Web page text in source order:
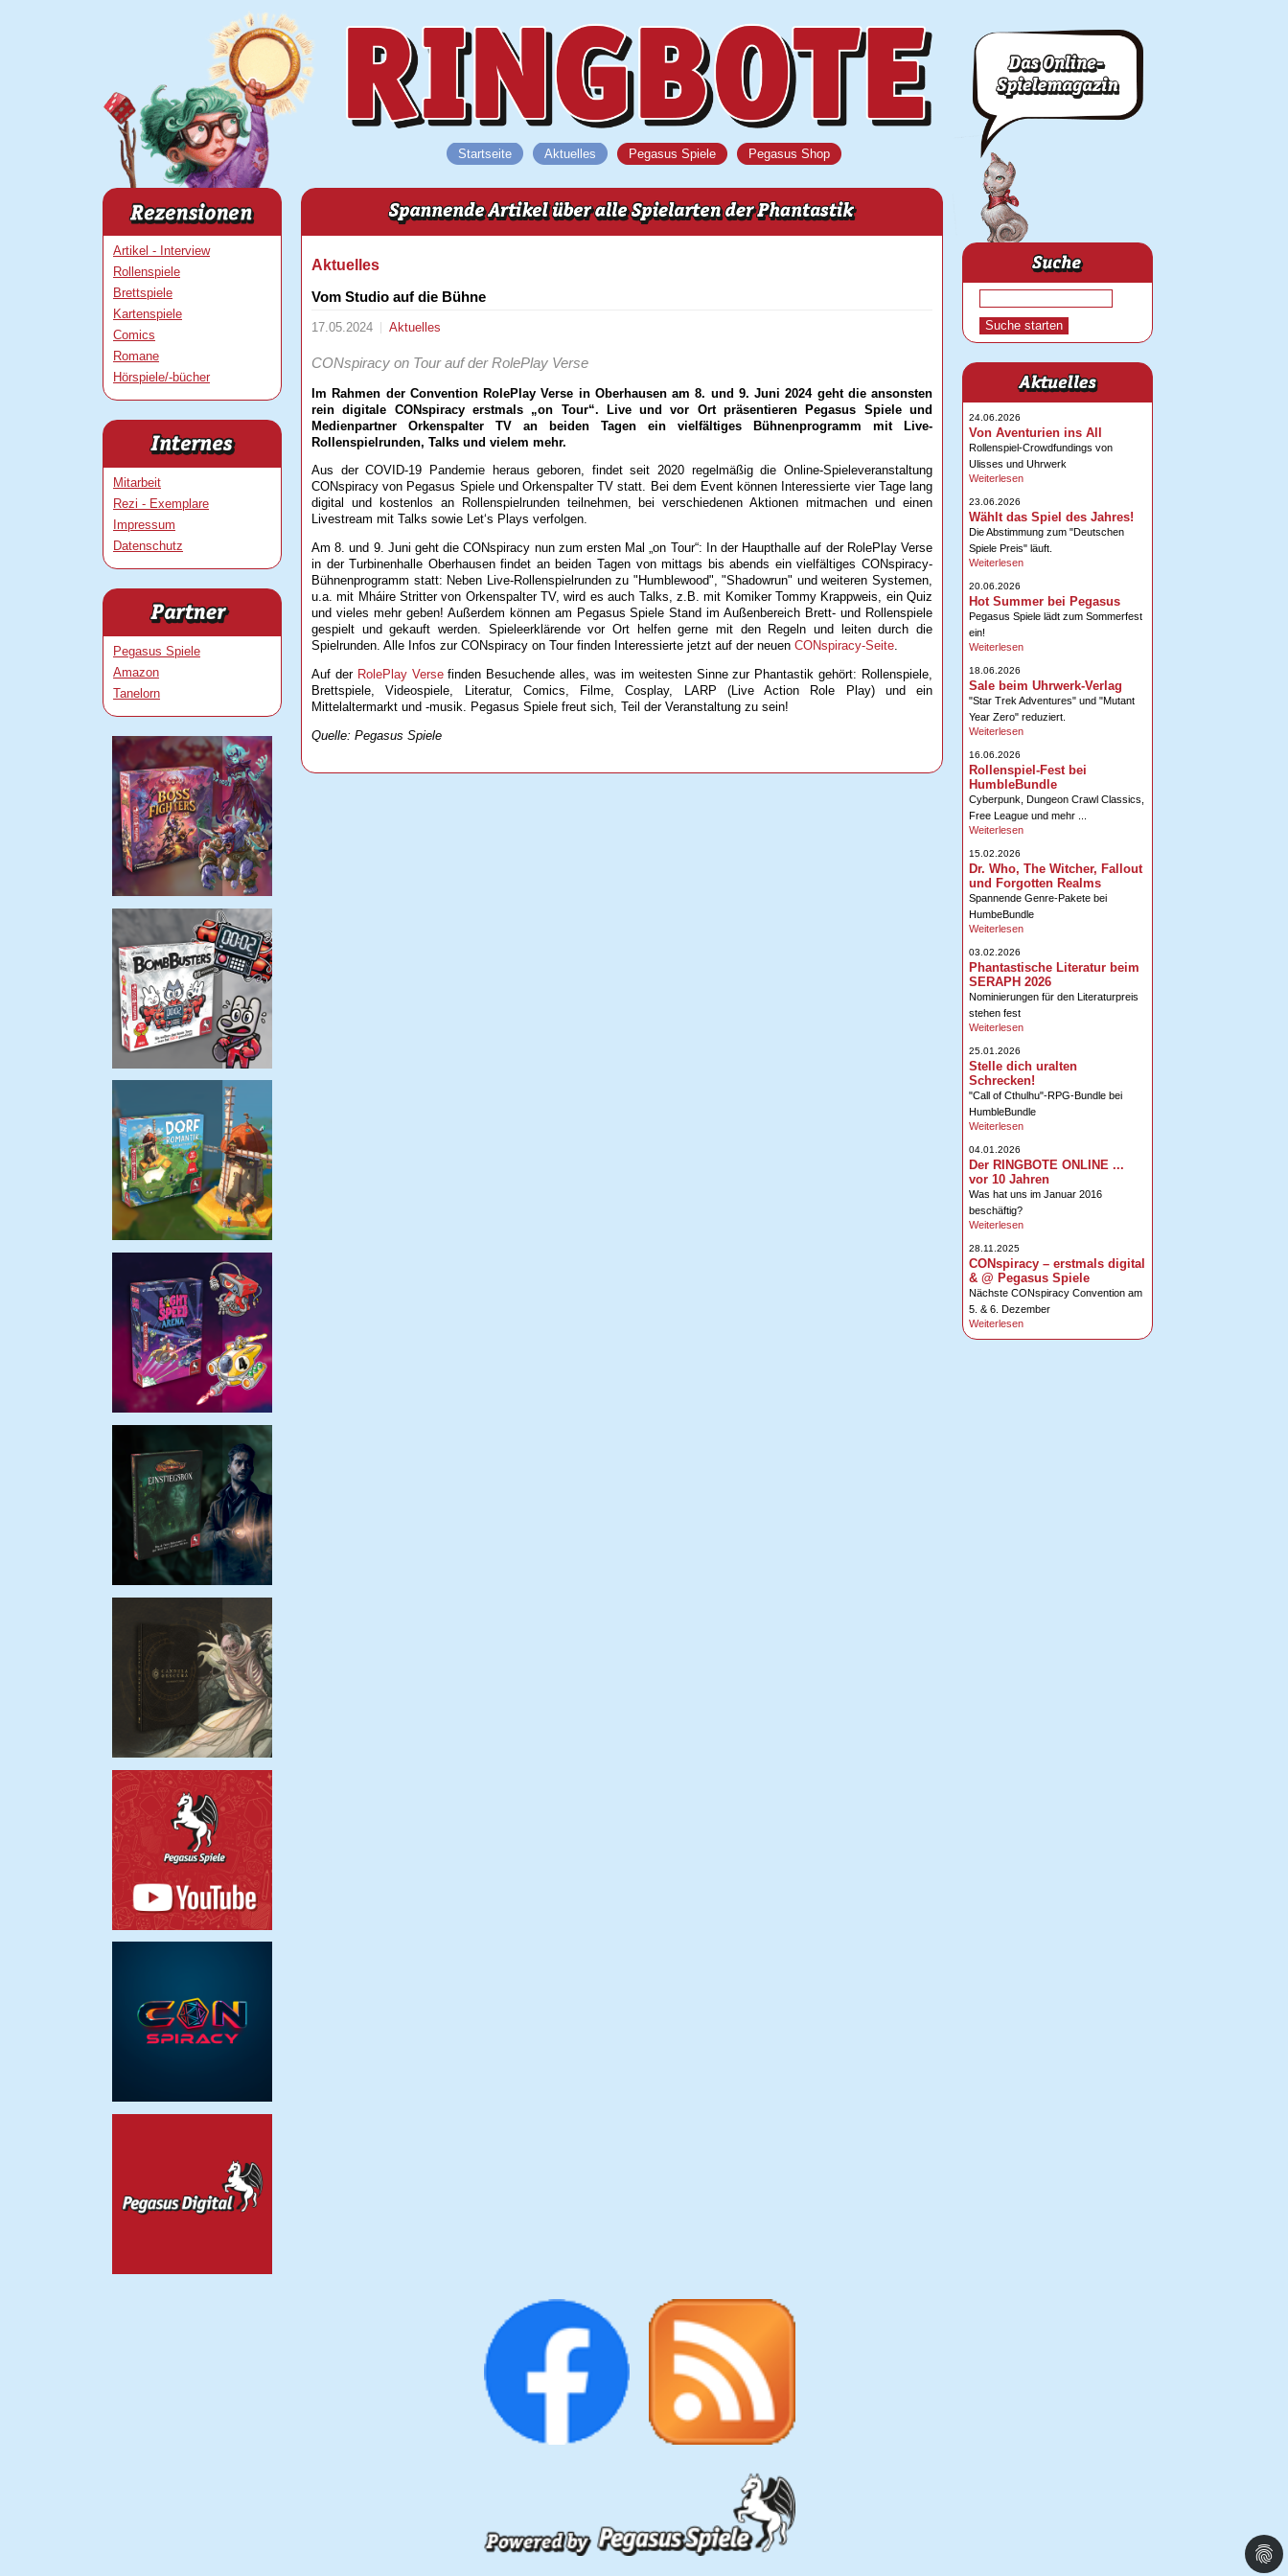
Startseite Aktuelles Pegasus Spiele Pegasus Shop
Artikel - Interview
Rollenspiele
Brettspiele
Kartenspiele
Comics
Romane
Hörspiele/-bücher
Mitarbeit
Rezi - Exemplare
Impressum
Datenschutz
Pegasus Spiele
Amazon
Tanelorn
Aktuelles
Vom Studio auf die Bühne
17.05.2024 Aktuelles
CONspiracy on Tour auf der RolePlay Verse
Im Rahmen der Convention RolePlay Verse in Oberhausen am 8. und 9. Juni 2024 geht die ansonsten
rein digitale CONspiracy erstmals „on Tour“. Live und vor Ort präsentieren Pegasus Spiele und
Medienpartner Orkenspalter TV an beiden Tagen ein vielfältiges Bühnenprogramm mit Live-
Rollenspielrunden, Talks und vielem mehr.
Aus der COVID-19 Pandemie heraus geboren, findet seit 2020 regelmäßig die Online-Spieleveranstaltung
CONspiracy von Pegasus Spiele und Orkenspalter TV statt. Bei dem Event können Interessierte vier Tage lang
digital und kostenlos an Rollenspielrunden teilnehmen, bei verschiedenen Aktionen mitmachen und einen
Livestream mit Talks sowie Let‘s Plays verfolgen.
Am 8. und 9. Juni geht die CONspiracy nun zum ersten Mal „on Tour“: In der Haupthalle auf der RolePlay Verse
in der Turbinenhalle Oberhausen findet an beiden Tagen von mittags bis abends ein vielfältiges CONspiracy-
Bühnenprogramm statt: Neben Live-Rollenspielrunden zu "Humblewood", "Shadowrun" und weiteren Systemen,
u.a. mit Mháire Stritter von Orkenspalter TV, wird es auch Talks, z.B. mit Komiker Tommy Krappweis, ein Quiz
und vieles mehr geben! Außerdem können am Pegasus Spiele Stand im Außenbereich Brett- und Rollenspiele
gespielt und gekauft werden. Spieleerklärende vor Ort helfen gerne mit den Regeln und leiten durch die
Spielrunden. Alle Infos zur CONspiracy on Tour finden Interessierte jetzt auf der neuen CONspiracy-Seite.
Auf der RolePlay Versefinden Besuchende alles, was im weitesten Sinne zur Phantastik gehört: Rollenspiele,
Brettspiele, Videospiele, Literatur, Comics, Filme, Cosplay, LARP (Live Action Role Play) und ein
Mittelaltermarkt und -musik. Pegasus Spiele freut sich, Teil der Veranstaltung zu sein!
Quelle: Pegasus Spiele
24.06.2026
Von Aventurien ins All
Rollenspiel-Crowdfundings von
Ulisses und Uhrwerk
Weiterlesen
23.06.2026
Wählt das Spiel des Jahres!
Die Abstimmung zum "Deutschen
Spiele Preis" läuft.
Weiterlesen
20.06.2026
Hot Summer bei Pegasus
Pegasus Spiele lädt zum Sommerfest
ein!
Weiterlesen
18.06.2026
Sale beim Uhrwerk-Verlag
"Star Trek Adventures" und "Mutant
Year Zero" reduziert.
Weiterlesen
16.06.2026
Rollenspiel-Fest bei
HumbleBundle
Cyberpunk, Dungeon Crawl Classics,
Free League und mehr ...
Weiterlesen
15.02.2026
Dr. Who, The Witcher, Fallout
und Forgotten Realms
Spannende Genre-Pakete bei
HumbeBundle
Weiterlesen
03.02.2026
Phantastische Literatur beim
SERAPH 2026
Nominierungen für den Literaturpreis
stehen fest
Weiterlesen
25.01.2026
Stelle dich uralten
Schrecken!
"Call of Cthulhu"-RPG-Bundle bei
HumbleBundle
Weiterlesen
04.01.2026
Der RINGBOTE ONLINE ...
vor 10 Jahren
Was hat uns im Januar 2016
beschäftig?
Weiterlesen
28.11.2025
CONspiracy – erstmals digital
& @ Pegasus Spiele
Nächste CONspiracy Convention am
5. & 6. Dezember
Weiterlesen